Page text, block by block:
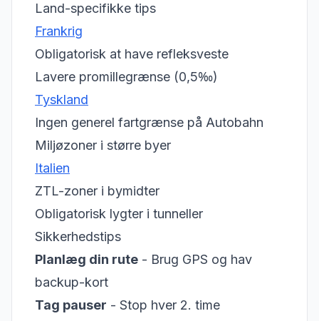
Land-specifikke tips
Frankrig
Obligatorisk at have refleksveste
Lavere promillegrænse (0,5‰)
Tyskland
Ingen generel fartgrænse på Autobahn
Miljøzoner i større byer
Italien
ZTL-zoner i bymidter
Obligatorisk lygter i tunneller
Sikkerhedstips
Planlæg din rute - Brug GPS og hav
backup-kort
Tag pauser - Stop hver 2. time